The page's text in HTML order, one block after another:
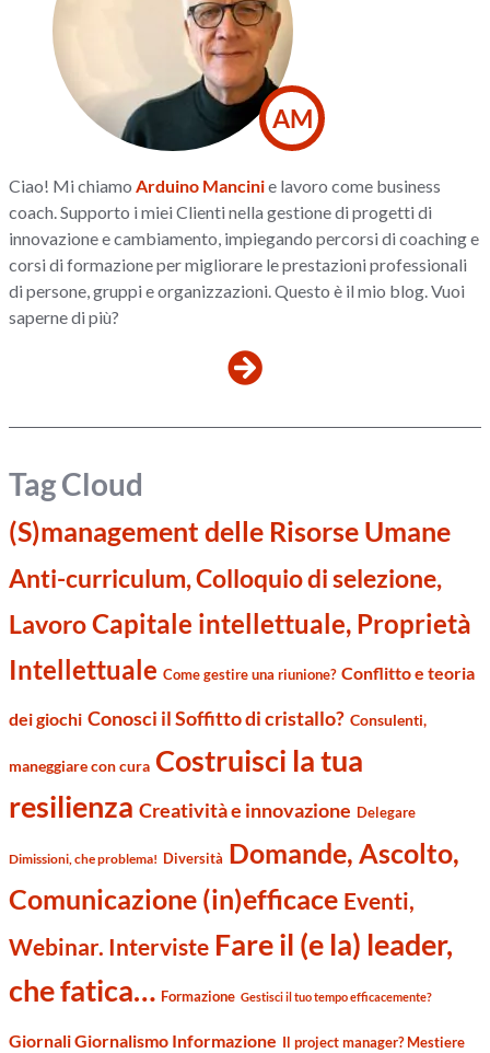
AM
Ciao! Mi chiamoArduino Mancinie lavoro come business
coach. Supporto i miei Clienti nella gestione di progetti di
innovazione e cambiamento, impiegando percorsi di coaching e
corsi di formazione per migliorare le prestazioni professionali
di persone, gruppi e organizzazioni. Questo è il mio blog. Vuoi
saperne di più?
Tag Cloud
(S)management delle Risorse Umane
Anti-curriculum, Colloquio di selezione,
LavoroCapitale intellettuale, Proprietà
Intellettuale Come gestire una riunione? Conflitto e teoria
dei giochi Conosci il Soffitto di cristallo? Consulenti,
maneggiare con cura Costruisci la tua
resilienza Creatività e innovazione Delegare
Dimissioni, che problema! Diversità Domande, Ascolto,
Comunicazione (in)efficace Eventi,
Webinar. Interviste Fare il (e la) leader,
che fatica… Formazione Gestisci il tuo tempo efficacemente?
Giornali Giornalismo Informazione Il project manager? Mestiere